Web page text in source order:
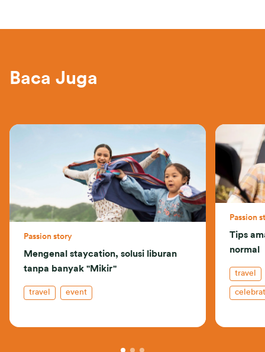
Baca Juga
Passion story
Mengenal staycation, solusi liburan
tanpa banyak "Mikir"
travel event
Passion
Tips
normal
travel